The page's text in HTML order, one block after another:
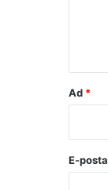
Ad *
E-posta